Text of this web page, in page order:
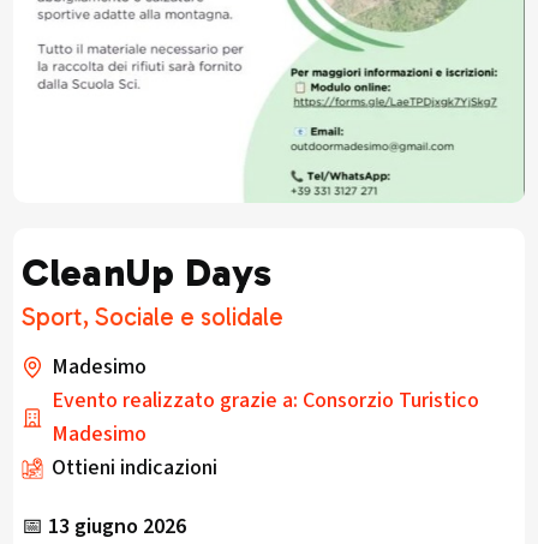
CleanUp Days
Sport, Sociale e solidale
Madesimo
Evento realizzato grazie a: Consorzio Turistico
Madesimo
Ottieni indicazioni
📅 13 giugno 2026